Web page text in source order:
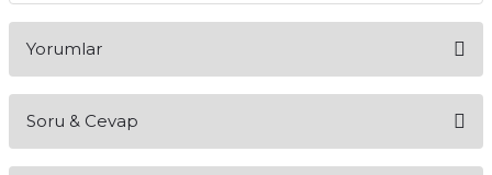
Yorumlar
Soru & Cevap